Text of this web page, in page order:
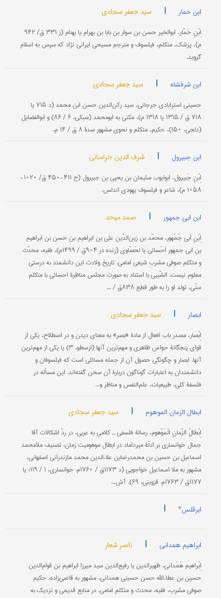
ابن خمار | سید جعفر سجادی
اِبْنِ خَمّار، ابوالخير حسن بن سوار بن بابا بن بهرام يا بهنام (ز ۳۳۱ ق/ ۹۴۲
م)، پزشك، متكلم، فيلسوف و مترجم مسيحی ايرانی نژاد كه سپس به اسلام
گرويد.
ابن شرفشاه | سید جعفر سجادی
حسینی استرابادی جرجانی، سید رکن‌الدین حسن ابن محمد (د ۷۱۵ یا
۷۱۸ ق / ۱۳۱۵ یا ۱۳۱۸ م)، مکنی به ابو‌محمد (سبکی، ۶ / ۸۶) و ابوالفضایل
(دلجی، ۱۵۰)، حکیم، متکلم و نحوی مشهور سدۀ ۸ ق / ۱۴ م.
ابن جبیرول | شرف الدین خراسانی
اِبْنِ جَبيرول‌، ابوايوب‌ سليمان‌ بن‌ يحيی‌ بن‌ جبيرول‌ (ح‌ ۴۱۱-۴۵۰ ق‌/ ۱۰۲۰-
۱۰۵۸ م‌)، شاعر و فيلسوف‌ يهودی اندلس‌.
ابن ابی جمهور | صمد موحد
اِبْنِ اَبی جُمْهور، محمّد بن زین‌الدّین علی بن ابراهیم بن حسن بن ابراهیم
بن ابی جمهور اَحْسائی یا لحَصْاوی (زنده در ۹۰۴ق / ۱۴۹۹م)، فقیه، محدّث
و متكلم صوفی مشربِ شیعی امامی‌. تاریخ ولادت این دانشمند به درستی
معلوم نیست. الشّیبی با استناد به صورت مجلس مناظرۀ احسائی با متكلم
سنّی، تولد او را به طور قطع ۸۳۸ق / ...
ابصار | سید جعفر سجادی
اِبْصار، مصدر باب افعال از مادۀ «بصر» به معنای دیدن و در اصطلاح، یكی از
قوای پنجگانۀ حواس ظاهری و مهم‌ترین آنها (ارسطو، ۳) یا یكی از مهم‌ترین
آنها. ابصار و چگونگی حصول آن از جمله مسائلی است كه فیلسوفان و
دانشمندان به اعتبارات گوناگون دربارۀ آن سخن گفته‌اند. این مسأله در
فلسفۀ كلی، طبیعیات، علم‌النفس و مناظر و...
ابطال الزمان الموهوم | سید جعفر سجادی
اِبْطالُ الزَّمانِ الْمَوْهوم، رسالۀ فلسفی ـ كلامی به عربی، در ردّ اشكالات آقا
جمال خوانساری بر ادلّۀ میرداماد در ابطال موهومیت زمان، تصنیف ملامحمد
اسماعیل بن حسین بن محمدرضابن علاءالدین محمد مازندرانی اصفهانی،
مشهور به ملا اسماعیل خواجویی (د ۱۱۷۳ق / ۱۷۶۰م: خوانساری، ۱ / ۱۱۹؛ یا
۱۱۷۷ق / ۱۷۶۳م: قزوینی، ۶۹). آش...
ابرقلس* |
ابراهیم همدانی | ناصر شعار
اِبْراهیم هَمَدانی، ظهیرالدین یا رفیع‌الدین سید میرزا ابراهیم بن قوام‌الدین
حسین بن عطاءالله حسن حسینی همدانی، مشهور به قاضی‌زاده، حكیم
صوفی مشرب، فقیه، محدث و متكلم امامی. در منابع قدیمی ‌و نزدیك به